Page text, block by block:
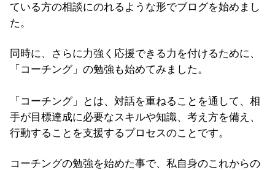
ている方の相談にのれるような形でブログを始めまし
た。
同時に、さらに力強く応援できる力を付けるために、
「コーチング」の勉強も始めてみました。
「コーチング」とは、対話を重ねることを通して、相
手が目標達成に必要なスキルや知識、考え方を備え、
行動することを支援するプロセスのことです。
コーチングの勉強を始めた事で、私自身のこれからの